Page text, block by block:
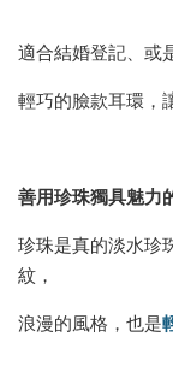
適合結婚登記、或
輕巧的臉款耳環，
善用珍珠獨具魅力
珍珠是真的淡水珍
紋，
浪漫的風格，也是